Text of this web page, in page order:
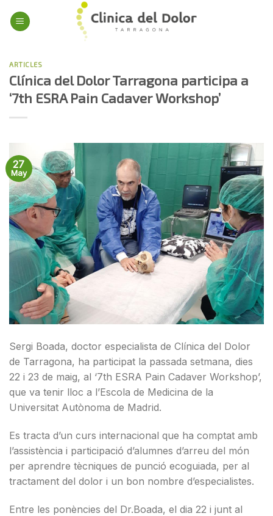
ARTICLES
Clínica del Dolor Tarragona participa a
‘7th ESRA Pain Cadaver Workshop’
27
May
Sergi Boada, doctor especialista de Clínica del Dolor
de Tarragona, ha participat la passada setmana, dies
22 i 23 de maig, al ‘7th ESRA Pain Cadaver Workshop’,
que va tenir lloc a l’Escola de Medicina de la
Universitat Autònoma de Madrid.
Es tracta d’un curs internacional que ha comptat amb
l’assistència i participació d’alumnes d’arreu del món
per aprendre tècniques de punció ecoguiada, per al
tractament del dolor i un bon nombre d’especialistes.
Entre les ponències del Dr.Boada, el dia 22 i junt al